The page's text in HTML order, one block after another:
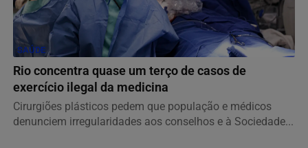
SAÚDE
Rio concentra quase um terço de casos de
exercício ilegal da medicina
Cirurgiões plásticos pedem que população e médicos
denunciem irregularidades aos conselhos e à Sociedade...